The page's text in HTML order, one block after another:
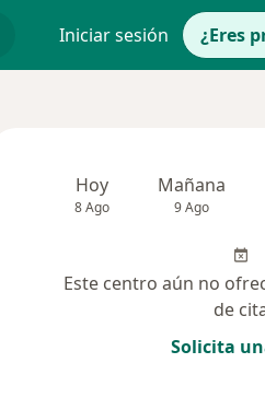
Iniciar sesión ¿Eres
Hoy
8 Ago
Mañana
9 Ago
Este centro aún no
de
Solicita